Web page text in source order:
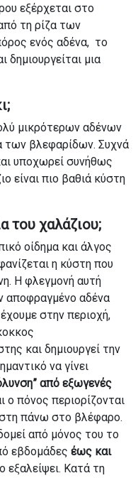
εξέρχεται στο
τη ρίζα των
ενός αδένα, το
δημιουργείται μια
;
μικρότερων αδένων
των βλεφαρίδων. Συχνά
υποχωρεί συνήθως
είναι πιο βαθιά κύστη
του χαλάζιου;
οίδημα και άλγος
η κύστη που
Η φλεγμονή αυτή
αποφραγμένο αδένα
στην περιοχή,
και δημιουργεί την
να γίνει
από εξωγενές
ο πόνος περιορίζονται
πάνω στο βλέφαρο.
από μόνος του το
εβδομάδες έως και
εξαλείψει. Κατά τη